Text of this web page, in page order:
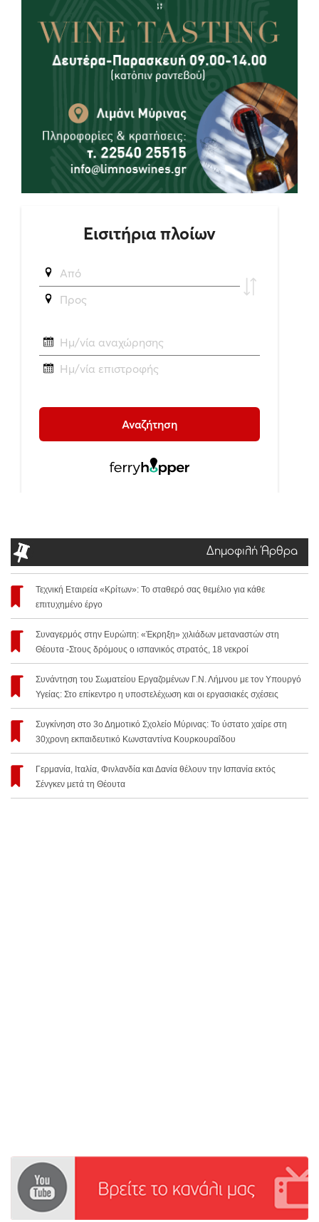
Δημοφιλή Άρθρα
Τεχνική Εταιρεία «Κρίτων»: Το σταθερό σας θεμέλιο για κάθε
επιτυχημένο έργο
Συναγερμός στην Ευρώπη: «Έκρηξη» χιλιάδων μεταναστών στη
Θέουτα -Στους δρόμους ο ισπανικός στρατός, 18 νεκροί
Συνάντηση του Σωματείου Εργαζομένων Γ.Ν. Λήμνου με τον Υπουργό
Υγείας: Στο επίκεντρο η υποστελέχωση και οι εργασιακές σχέσεις
Συγκίνηση στο 3ο Δημοτικό Σχολείο Μύρινας: Το ύστατο χαίρε στη
30χρονη εκπαιδευτικό Κωνσταντίνα Κουρκουραΐδου
Γερμανία, Ιταλία, Φινλανδία και Δανία θέλουν την Ισπανία εκτός
Σένγκεν μετά τη Θέουτα